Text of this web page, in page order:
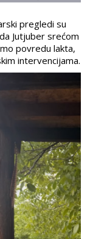
pregledi su
Jutjuber srećom
povredu lakta,
intervencijama.